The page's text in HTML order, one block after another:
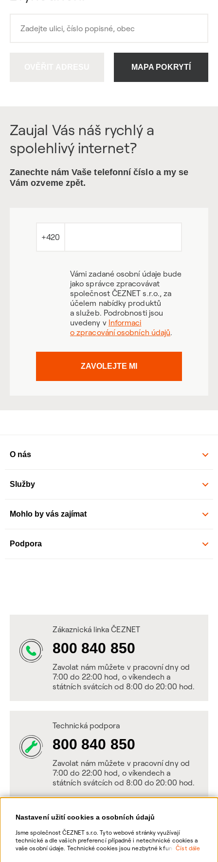
Nastavení užití cookies a osobních údajů
Jsme společnost ČEZNET s.r.o. Tyto webové stránky využívají
technické a dle vašich preferencí případně i netechnické cookies a
vaše osobní údaje. Technické cookies jsou nezbytné k fungování
Číst dále
MAPA POKRYTÍ
Zaujal Vás náš rychlý a
spolehlivý internet?
Zanechte nám Vaše telefonní číslo a my se
Vám ozveme zpět.
+420
Vámi zadané osobní údaje bude
jako správce zpracovávat
společnost ČEZNET s.r.o., za
účelem nabídky produktů
a služeb. Podrobnosti jsou
uvedeny v Informaci
o zpracování osobních údajů.
ZAVOLEJTE MI
O nás
Služby
Mohlo by vás zajímat
Podpora
Zákaznická linka ČEZNET
800 840 850
Zavolat nám můžete v pracovní dny od
7:00 do 22:00 hod, o víkendech a
státních svátcích od 8:00 do 20:00 hod.
Technická podpora
800 840 850
Zavolat nám můžete v pracovní dny od
7:00 do 22:00 hod, o víkendech a
státních svátcích od 8:00 do 20:00 hod.
Napište nám
POSLAT VZKAZ